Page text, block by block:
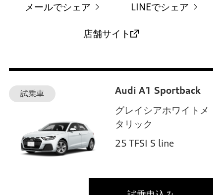
メールでシェア LINEでシェア
店舗サイト
試乗車
Audi A1 Sportback
グレイシアホワイトメ
タリック
25 TFSI S line